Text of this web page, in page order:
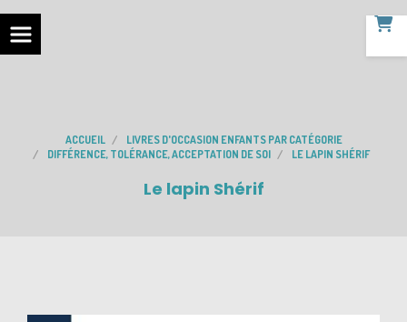
ACCUEIL
LIVRES D'OCCASION ENFANTS PAR CATÉGORIE
DIFFÉRENCE, TOLÉRANCE, ACCEPTATION DE SOI
LE LAPIN SHÉRIF
Le lapin Shérif